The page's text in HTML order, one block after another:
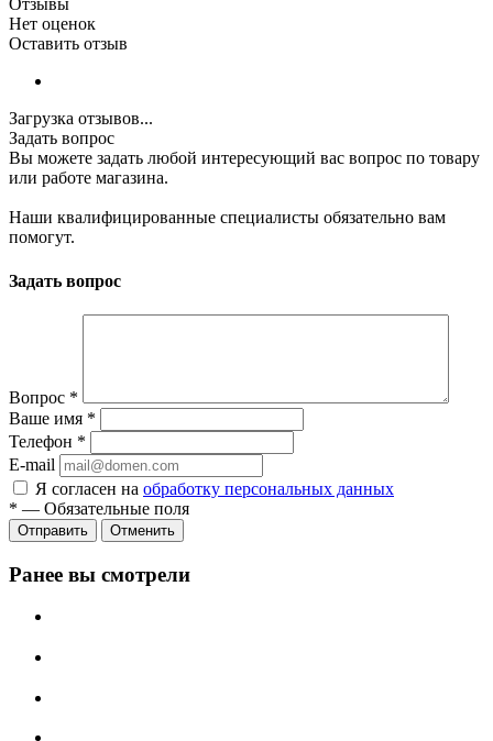
Отзывы
Нет оценок
Оставить отзыв
Загрузка отзывов...
Задать вопрос
Вы можете задать любой интересующий вас вопрос по товару
или работе магазина.
Наши квалифицированные специалисты обязательно вам
помогут.
Задать вопрос
Вопрос *
Ваше имя *
Телефон *
E-mail
Я согласен на обработку персональных данных
* — Обязательные поля
Отменить
Ранее вы смотрели